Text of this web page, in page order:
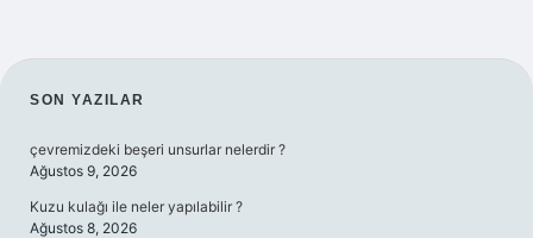
SIDEBAR
SON YAZILAR
çevremizdeki beşeri unsurlar nelerdir ?
Ağustos 9, 2026
Kuzu kulağı ile neler yapılabilir ?
Ağustos 8, 2026